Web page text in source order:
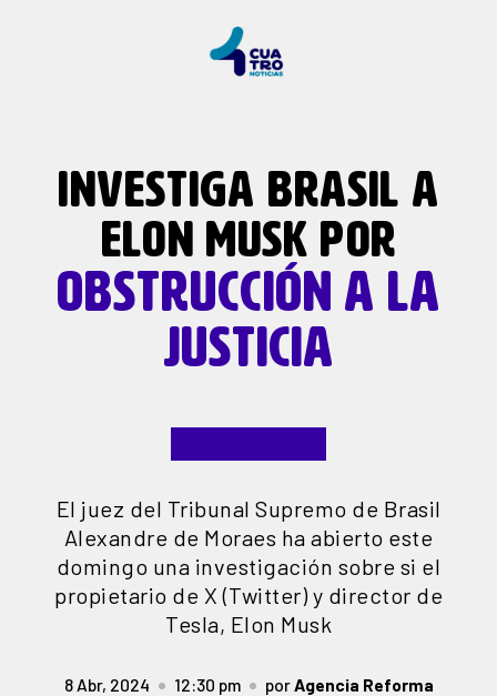
INVESTIGA BRASIL A
ELON MUSK POR
OBSTRUCCIÓN A LA
JUSTICIA
El juez del Tribunal Supremo de Brasil
Alexandre de Moraes ha abierto este
domingo una investigación sobre si el
propietario de X (Twitter) y director de
Tesla, Elon Musk
8 Abr, 2024 12:30 pm porAgencia Reforma